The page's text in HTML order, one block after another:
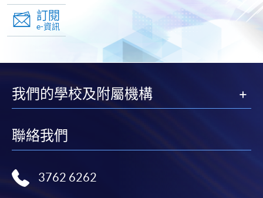
訂閱
e-資訊
我們的學校及附屬機構
聯絡我們
3762 6262